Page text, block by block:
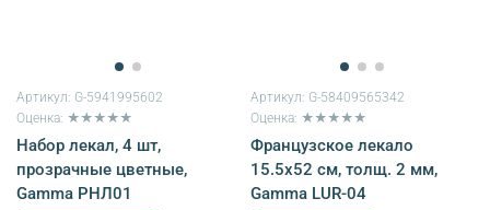
Артикул: G-5941995602
Оценка: ★★★★★
Набор лекал, 4 шт,
прозрачные цветные,
Gamma РНЛ01
Артикул: G-58409565342
Оценка: ★★★★★
Французское лекало
15.5х52 см, толщ. 2 мм,
Gamma LUR-04